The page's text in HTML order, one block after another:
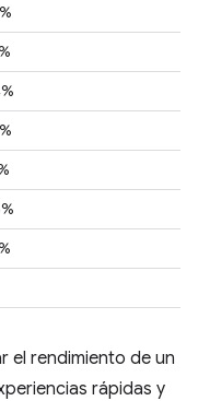
el rendimiento de un
rápidas y